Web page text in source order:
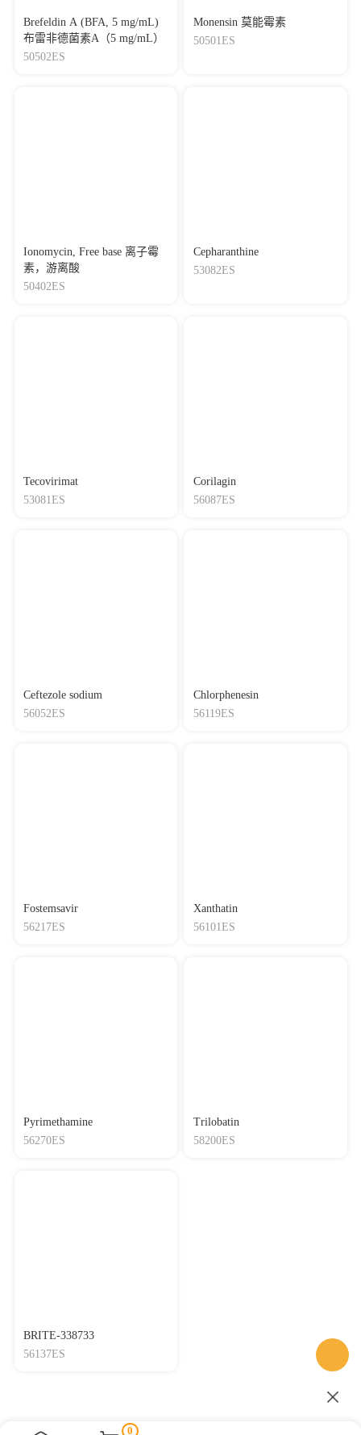
Brefeldin A (BFA, 5 mg/mL)
布雷非德菌素A（5 mg/mL）
50502ES
Monensin 莫能霉素
50501ES
Ionomycin, Free base 离子霉
素，游离酸
50402ES
Cepharanthine
53082ES
Tecovirimat
53081ES
Corilagin
56087ES
Ceftezole sodium
56052ES
Chlorphenesin
56119ES
Fostemsavir
56217ES
Xanthatin
56101ES
Pyrimethamine
56270ES
Trilobatin
58200ES
BRITE-338733
56137ES
0